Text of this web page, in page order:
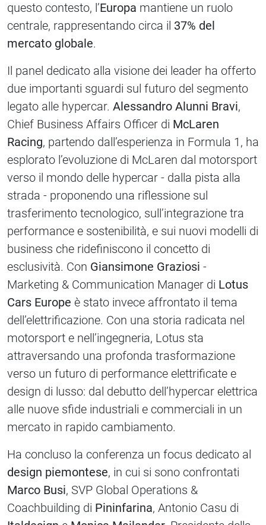
questo contesto, l’Europa mantiene un ruolo
centrale, rappresentando circa il 37% del
mercato globale.
Il panel dedicato alla visione dei leader ha offerto
due importanti sguardi sul futuro del segmento
legato alle hypercar. Alessandro Alunni Bravi,
Chief Business Affairs Officer di McLaren
Racing, partendo dall’esperienza in Formula 1, ha
esplorato l’evoluzione di McLaren dal motorsport
verso il mondo delle hypercar - dalla pista alla
strada - proponendo una riflessione sul
trasferimento tecnologico, sull’integrazione tra
performance e sostenibilità, e sui nuovi modelli di
business che ridefiniscono il concetto di
esclusività. Con Giansimone Graziosi -
Marketing & Communication Manager di Lotus
Cars Europe è stato invece affrontato il tema
dell’elettrificazione. Con una storia radicata nel
motorsport e nell’ingegneria, Lotus sta
attraversando una profonda trasformazione
verso un futuro di performance elettrificate e
design di lusso: dal debutto dell’hypercar elettrica
alle nuove sfide industriali e commerciali in un
mercato in rapido cambiamento.
Ha concluso la conferenza un focus dedicato al
design piemontese, in cui si sono confrontati
Marco Busi, SVP Global Operations &
Coachbuilding di Pininfarina, Antonio Casu di